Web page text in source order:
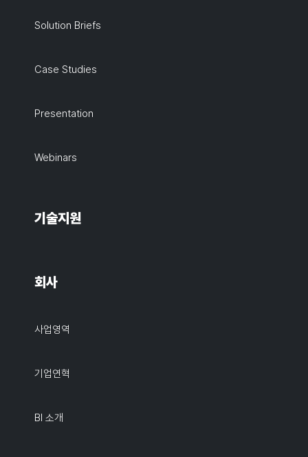
Solution Briefs
Case Studies
Presentation
Webinars
기술지원
회사
사업영역
기업연혁
BI 소개